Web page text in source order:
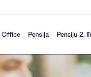
Office Pensija Pensiju 2.